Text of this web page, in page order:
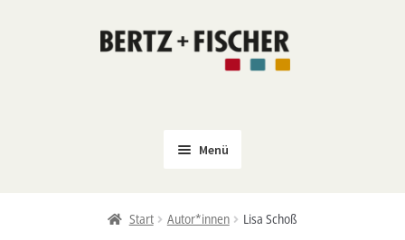
Zur
Zum
Menü
Coming Soon
Start Autor*innen Lisa Schoß